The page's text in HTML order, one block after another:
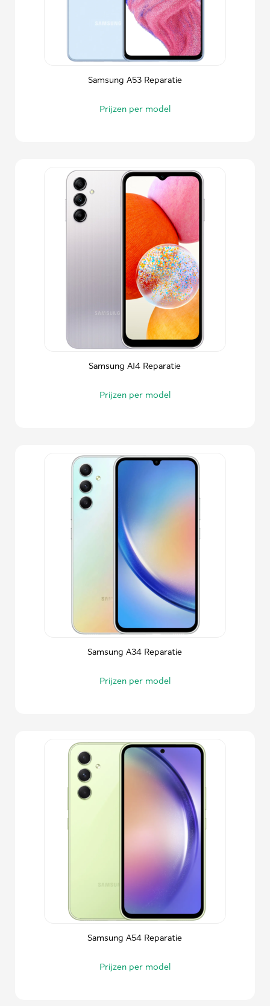
Samsung A53 Reparatie
Prijzen per model
Samsung A14 Reparatie
Prijzen per model
Samsung A34 Reparatie
Prijzen per model
Samsung A54 Reparatie
Prijzen per model